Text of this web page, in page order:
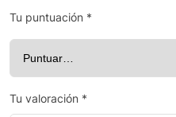
Tu puntuación *
Tu valoración *